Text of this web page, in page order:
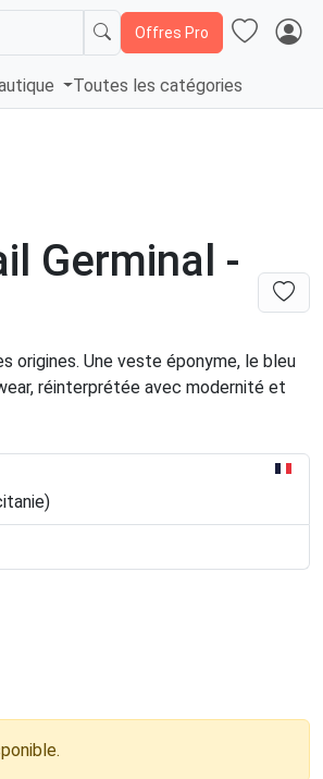
Offres Pro
Toutes les catégories
Germinal -
origines. Une veste éponyme, le bleu
réinterprétée avec modernité et